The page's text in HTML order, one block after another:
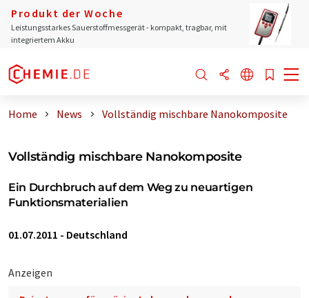
Produkt der Woche
Leistungsstarkes Sauerstoffmessgerät - kompakt, tragbar, mit
integriertem Akku
Home News Vollständig mischbare Nanokomposite
Vollständig mischbare Nanokomposite
Ein Durchbruch auf dem Weg zu neuartigen
Funktionsmaterialien
01.07.2011 - Deutschland
Anzeigen